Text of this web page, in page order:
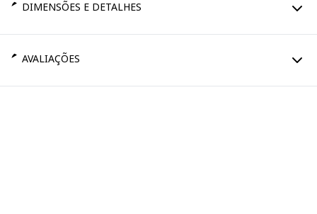
DIMENSÕES E DETALHES
AVALIAÇÕES